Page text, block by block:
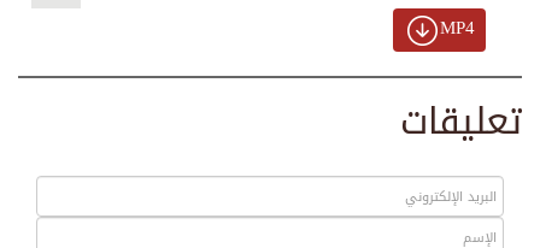
MP4
تعليقات